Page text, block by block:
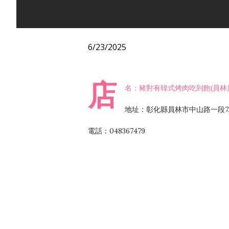
6/23/2025
店 名：豬對有韓式烤肉吃到飽(員林
地址：彰化縣員林市中山路一段
電話：048367479